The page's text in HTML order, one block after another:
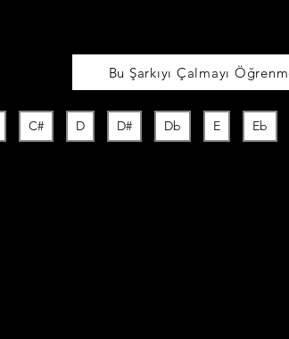
Bu Şarkıyı Çalmayı
C# D D# Db E Eb